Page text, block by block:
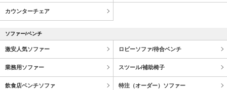
カウンターチェア
ソファー/ベンチ
激安人気ソファー ロビーソファ/待合ベンチ
業務用ソファー スツール/補助椅子
飲食店ベンチソファ 特注（オーダー）ソファー